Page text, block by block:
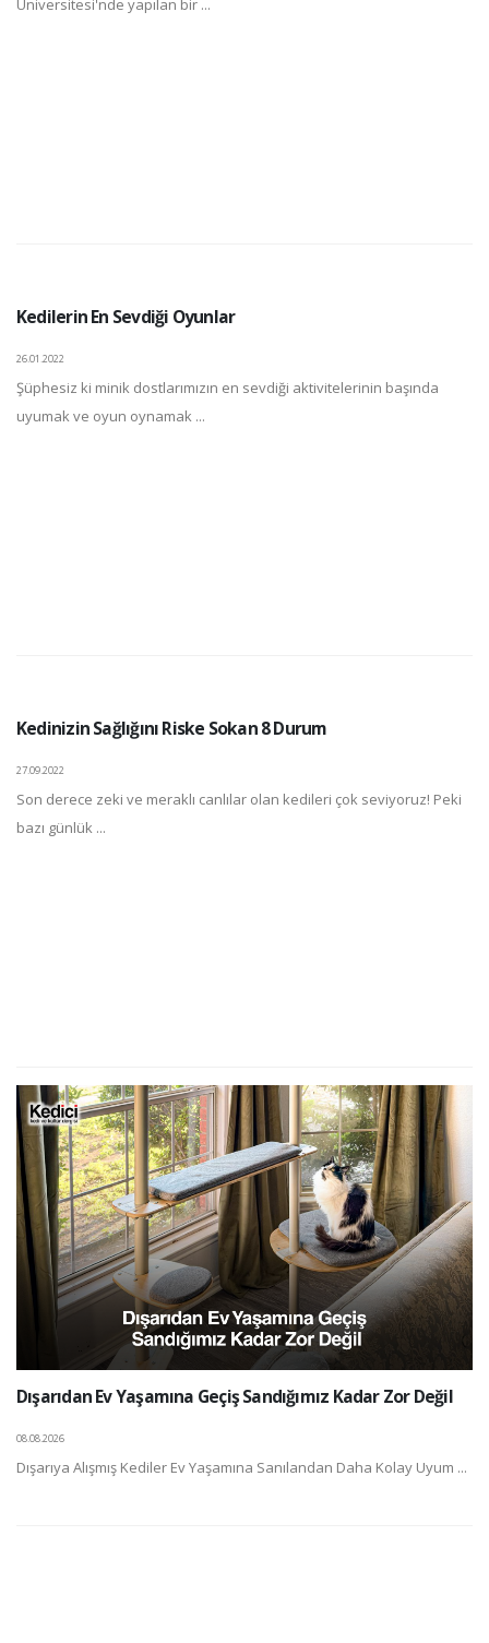
Kedilerin En Sevdiği Oyunlar
26.01.2022
Şüphesiz ki minik dostlarımızın en sevdiği aktivitelerinin başında
uyumak ve oyun oynamak ...
Kedinizin Sağlığını Riske Sokan 8 Durum
27.09.2022
Son derece zeki ve meraklı canlılar olan kedileri çok seviyoruz! Peki
bazı günlük ...
Dışarıdan Ev Yaşamına Geçiş Sandığımız Kadar Zor Değil
08.08.2026
Dışarıya Alışmış Kediler Ev Yaşamına Sanılandan Daha Kolay Uyum ...